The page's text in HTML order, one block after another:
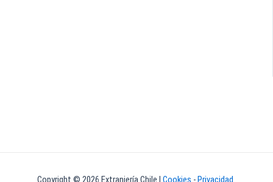
Copyright © 2026 Extranjería Chile | Cookies -Privacidad